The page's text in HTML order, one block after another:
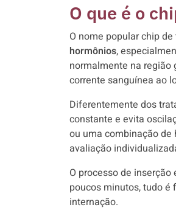
O que é o
O nome popular chip
hormônios,
normalmente na região
corrente sanguínea ao
Diferentemente dos
constante e evita
ou uma combinação
avaliação
O processo de
poucos minutos, tudo é
internação.